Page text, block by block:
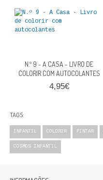
N.º 9 - A CASA - LIVRO DE
COLORIR COM AUTOCOLANTES
4,95€
TAGS:
INFANTIL COLORIR PINTAR
COSMOS INFANTIL